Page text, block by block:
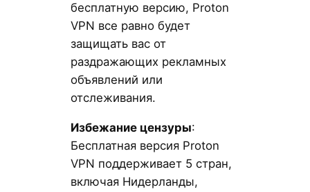
бесплатную версию, Proton
VPN все равно будет
защищать вас от
раздражающих рекламных
объявлений или
отслеживания.
Избежание цензуры:
Бесплатная версия Proton
VPN поддерживает 5 стран,
включая Нидерланды,